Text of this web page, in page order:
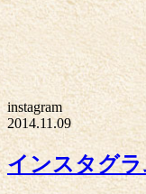
instagram
2014.11.09
インスタグ